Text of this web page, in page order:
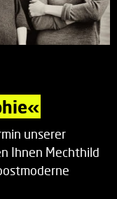
unserer
Ihnen Mechthild